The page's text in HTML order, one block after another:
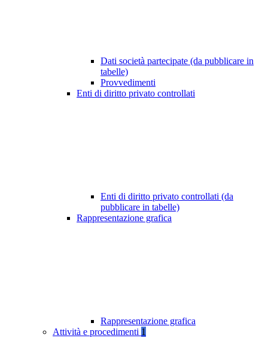
Dati società partecipate (da pubblicare in
tabelle)
Provvedimenti
Enti di diritto privato controllati
Enti di diritto privato controllati (da
pubblicare in tabelle)
Rappresentazione grafica
Rappresentazione grafica
Attività e procedimenti 1